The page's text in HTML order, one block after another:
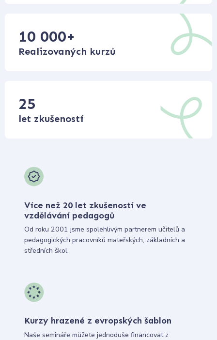
10 000+
Realizovaných kurzů
25
let zkušeností
Více než 20 let zkušeností ve
vzdělávání pedagogů
Od roku 2001 jsme spolehlivým partnerem učitelů a
pedagogických pracovníků mateřských, základních a
středních škol.
Kurzy hrazené z evropských šablon
Naše semináře můžete jednoduše financovat z